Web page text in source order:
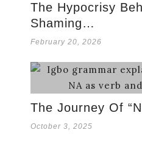
The Hypocrisy
Shaming…
February 20, 2026
The Journey Of
October 3, 2025